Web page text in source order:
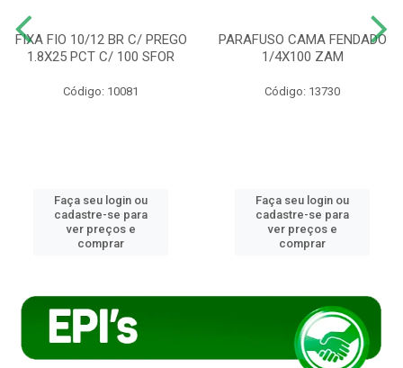
FIXA FIO 10/12 BR C/ PREGO
1.8X25 PCT C/ 100 SFOR
Código: 10081
Faça seu login ou
cadastre-se para
ver preços e
comprar
PARAFUSO CAMA FENDADO
1/4X100 ZAM
Código: 13730
Faça seu login ou
cadastre-se para
ver preços e
comprar